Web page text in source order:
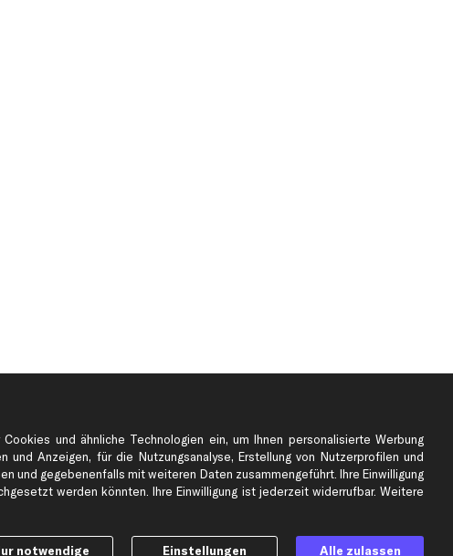
Top Automarken
BMW Ersatzteile
und ähnliche Technologien ein, um Ihnen personalisierte Werbung
Anzeigen, für die Nutzungsanalyse, Erstellung von Nutzerprofilen und
und gegebenenfalls mit weiteren Daten zusammengeführt. Ihre Einwilligung
werden könnten. Ihre Einwilligung ist jederzeit widerrufbar. Weitere
notwendige Einstellungen Alle zulassen